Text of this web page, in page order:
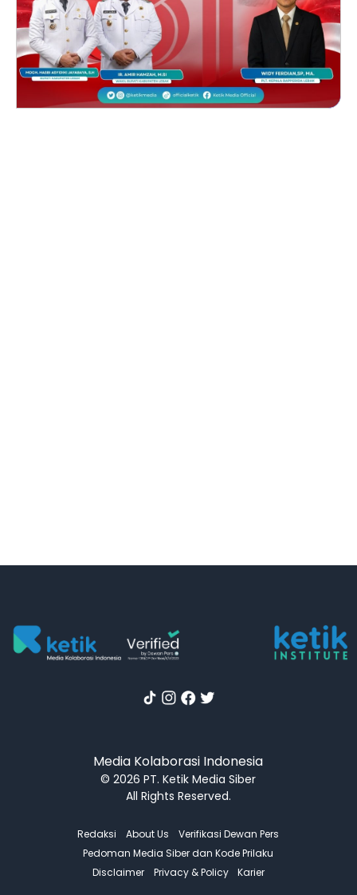
Media Kolaborasi Indonesia
© 2026 PT. Ketik Media Siber
All Rights Reserved.
Redaksi About Us
Verifikasi Dewan Pers
Pedoman Media Siber dan Kode Prilaku
Disclaimer
Privacy & Policy Karier